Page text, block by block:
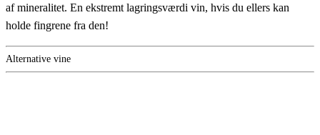
af mineralitet. En ekstremt lagringsværdi vin, hvis du ellers kan
holde fingrene fra den!
Alternative vine